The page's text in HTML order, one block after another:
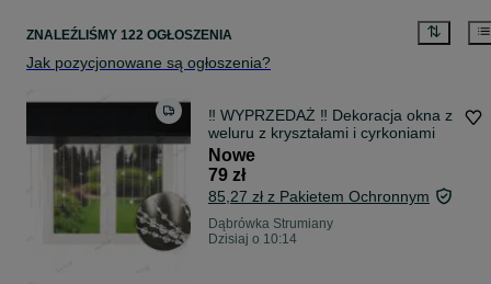
ZNALEŹLIŚMY 122 OGŁOSZENIA
Jak pozycjonowane są ogłoszenia?
‼️ WYPRZEDAŻ ‼️ Dekoracja okna z
weluru z kryształami i cyrkoniami
Nowe
79 zł
85,27 zł z Pakietem Ochronnym
Dąbrówka Strumiany
Dzisiaj o 10:14